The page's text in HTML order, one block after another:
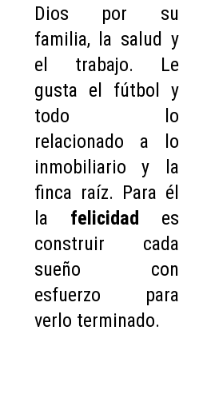
Dios por su
familia, la salud y
el trabajo. Le
gusta el fútbol y
todo lo
relacionado a lo
inmobiliario y la
finca raíz. Para él
la felicidad
es
construir cada
sueño con
esfuerzo para
verlo terminado.